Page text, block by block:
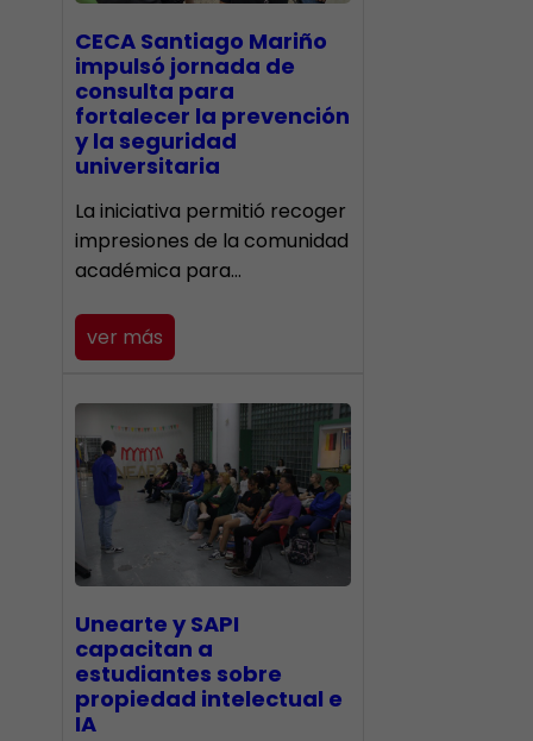
CECA Santiago Mariño
impulsó jornada de
consulta para
fortalecer la prevención
y la seguridad
universitaria
La iniciativa permitió recoger
impresiones de la comunidad
académica para…
ver más
Unearte y SAPI
capacitan a
estudiantes sobre
propiedad intelectual e
IA